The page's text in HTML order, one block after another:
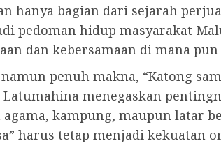
hanya bagian dari sejarah
pedoman hidup masyarakat
dan kebersamaan di mana pun
penuh makna, “Katong
Latumahina menegaskan
kampung, maupun latar
harus tetap menjadi kekuatan